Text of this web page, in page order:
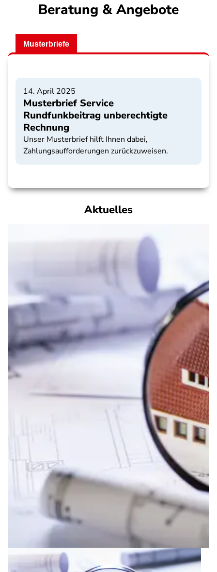
Beratung & Angebote
Musterbriefe
14. April 2025
Musterbrief Service
Rundfunkbeitrag unberechtigte
Rechnung
Unser Musterbrief hilft Ihnen dabei,
Zahlungsaufforderungen zurückzuweisen.
Aktuelles